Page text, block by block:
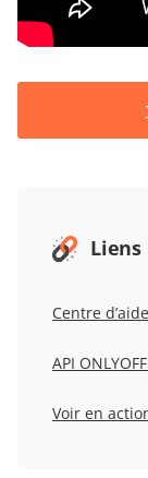
Centre
API
Voir en